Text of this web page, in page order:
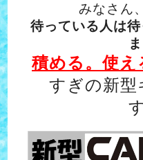
みなさん
待っている人は
積める。使え
すぎの新型